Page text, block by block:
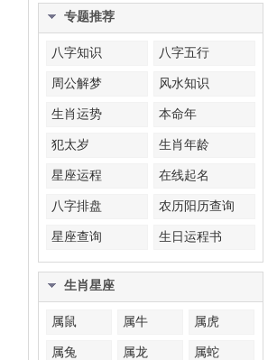
专题推荐
八字知识 八字五行
周公解梦 风水知识
生肖运势 本命年
犯太岁 生肖年龄
星座运程 在线起名
八字排盘 农历阳历查询
星座查询 生日运程书
生肖星座
属鼠 属牛 属虎
属兔 属龙 属蛇